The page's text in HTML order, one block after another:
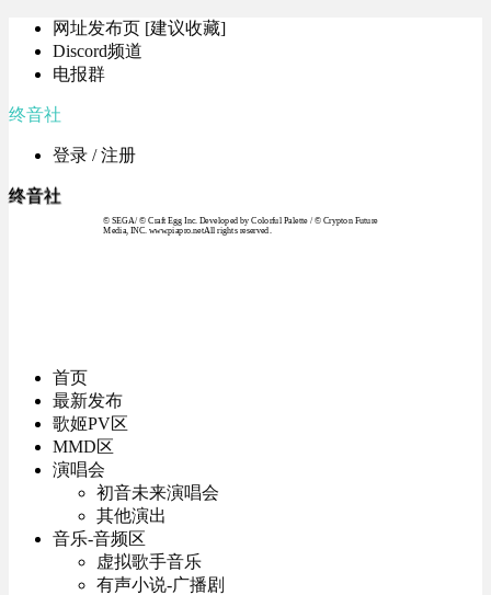
网址发布页 [建议收藏]
Discord频道
电报群
终音社
登录 / 注册
终音社
© SEGA / © Craft Egg Inc. Developed by Colorful Palette / © Crypton Future
Media, INC. www.piapro.netAll rights reserved.
首页
最新发布
歌姬PV区
MMD区
演唱会
初音未来演唱会
其他演出
音乐-音频区
虚拟歌手音乐
有声小说-广播剧